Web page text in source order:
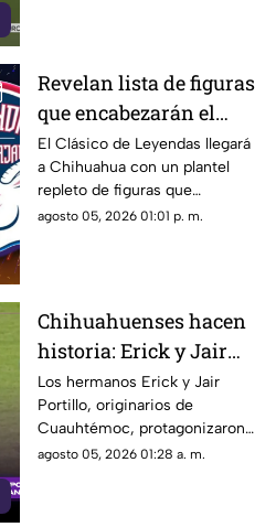
Revelan lista de figuras
que encabezarán el
Clásico de Leyendas
entre América y Chivas
en Chihuahua
El Clásico de Leyendas llegará
a Chihuahua con un plantel
repleto de figuras que
marcaron una época en la Liga
agosto 05, 2026 01:01 p. m.
Chihuahuenses hacen
historia: Erick y Jair
Portillo conquistan el
salto de altura en Santo
Domingo 2026
Los hermanos Erick y Jair
Portillo, originarios de
Cuauhtémoc, protagonizaron
una jornada histórica para el
agosto 05, 2026 01:28 a. m.